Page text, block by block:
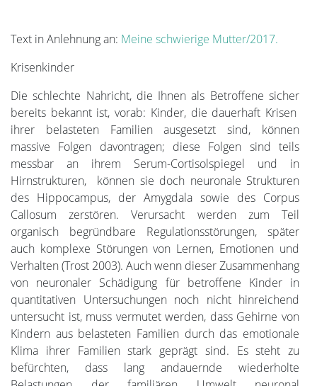
Text in Anlehnung an: Meine schwierige Mutter/2017.
Krisenkinder
Die schlechte Nahricht, die Ihnen als Betroffene sicher
bereits bekannt ist, vorab: Kinder, die dauerhaft Krisen
ihrer belasteten Familien ausgesetzt sind, können
massive Folgen davontragen; diese Folgen sind teils
messbar an ihrem Serum-Cortisolspiegel und in
Hirnstrukturen, können sie doch neuronale Strukturen
des Hippocampus, der Amygdala sowie des Corpus
Callosum zerstören. Verursacht werden zum Teil
organisch begründbare Regulationsstörungen, später
auch komplexe Störungen von Lernen, Emotionen und
Verhalten (Trost 2003). Auch wenn dieser Zusammenhang
von neuronaler Schädigung für betroffene Kinder in
quantitativen Untersuchungen noch nicht hinreichend
untersucht ist, muss vermutet werden, dass Gehirne von
Kindern aus belasteten Familien durch das emotionale
Klima ihrer Familien stark geprägt sind. Es steht zu
befürchten, dass lang andauernde wiederholte